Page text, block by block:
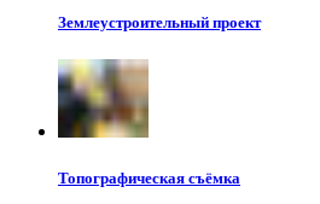
Землеустроительный проект
Топографическая съёмка